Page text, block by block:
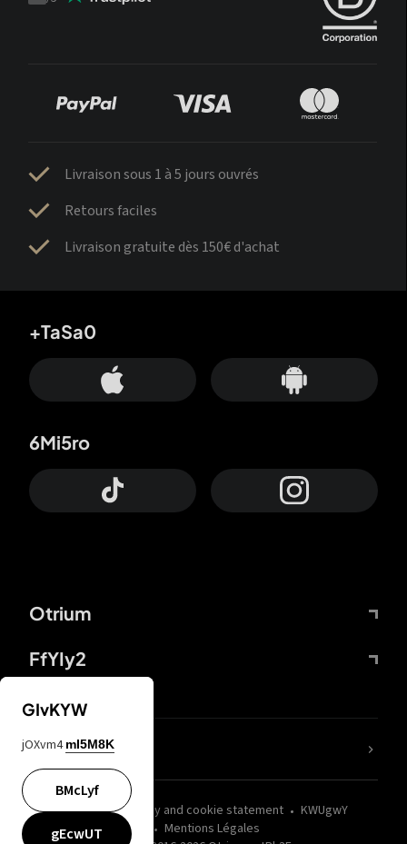
Trustpilot
Livraison sous 1 à 5 jours ouvrés
Retours faciles
Livraison gratuite dès 150€ d'achat
Otrium
FfYIy2
+TaSa0
6Mi5ro
wZQPfd Privacy and cookie statement
KWUgwY
Mentions Légales
nLC6tu
GIvKYW
jOXvm4 mI5M8K
BMcLyf
gEcwUT